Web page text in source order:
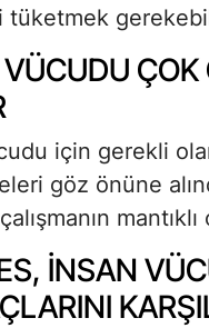
tüketmek
ÇOK
için gerekli
göz önüne
INSAN